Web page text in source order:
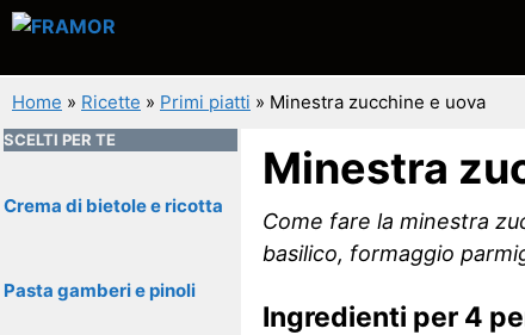
Vai
contenuto
Home » Ricette » Primi piatti » Minestra zucchine e uova
Minestra
Come fare la minestra
basilico, formaggio
Ingredienti per 4
SCELTI PER TE
Crema di bietole e ricotta
Pasta gamberi e pinoli